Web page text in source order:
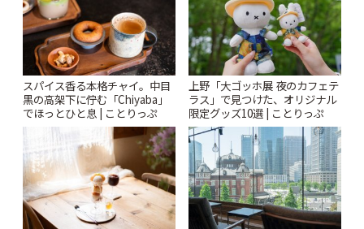
スパイス香る本格チャイ。中目
黒の高架下に佇む「Chiyaba」
でほっとひと息 | ことりっぷ
上野「大ゴッホ展 夜のカフェテ
ラス」で見つけた、オリジナル
限定グッズ10選 | ことりっぷ